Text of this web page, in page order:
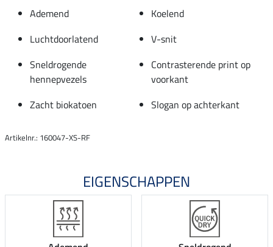
Ademend
Koelend
Luchtdoorlatend
V-snit
Sneldrogende
hennepvezels
Contrasterende print op
voorkant
Zacht biokatoen
Slogan op achterkant
Artikelnr.: 160047-XS-RF
EIGENSCHAPPEN